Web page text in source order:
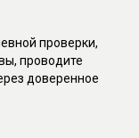
проверки,
проводите
доверенное